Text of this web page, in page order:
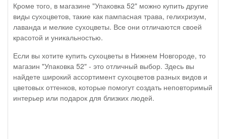
Кроме того, в магазине "Упаковка 52" можно купить другие
виды сухоцветов, такие как пампасная трава, гелихризум,
лаванда и мелкие сухоцветы. Все они отличаются своей
красотой и уникальностью.
Если вы хотите купить сухоцветы в Нижнем Новгороде, то
магазин "Упаковка 52" - это отличный выбор. Здесь вы
найдете широкий ассортимент сухоцветов разных видов и
цветовых оттенков, которые помогут создать неповторимый
интерьер или подарок для близких людей.